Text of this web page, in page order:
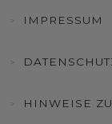
IMPRESSUM
HINWEISE